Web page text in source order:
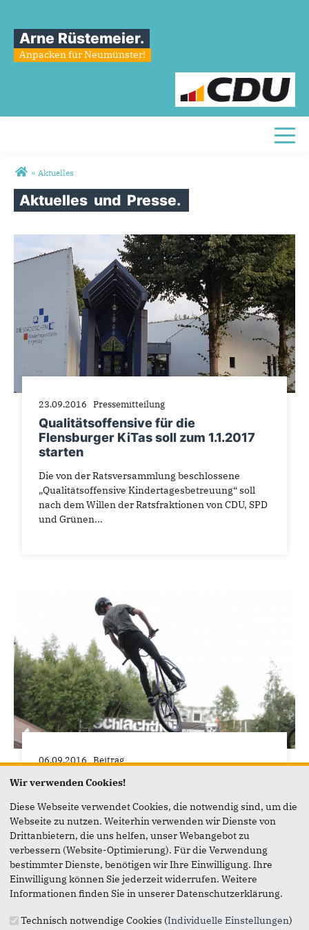
Arne Rüstemeier.
Anpacken für Neumünster!
Sie sind hier
» Aktuelles
Aktuelles und Presse.
23.09.2016 Pressemitteilung
Qualitätsoffensive für die
Flensburger KiTas soll zum 1.1.2017
starten
Die von der Ratsversammlung beschlossene
„Qualitätsoffensive Kindertagesbetreuung“ soll
nach dem Willen der Ratsfraktionen von CDU, SPD
und Grünen...
06.09.2016 Beitrag
Den Campus besser erreichbar
verbessert
Heute im Planungsausschuss auf den Weg
gebracht: Verbesserungen bei der
Radwegeverbindung vom Campus in die
Innenstadt. Die Stadt wird sich im...
Wir verwenden Cookies!
Diese Webseite verwendet Cookies, die notwendig sind, um die
Webseite zu nutzen. Weiterhin verwenden wir Dienste von
Drittanbietern, die uns helfen, unser Webangebot zu
verbessern (Website-Optimierung). Für die Verwendung
bestimmter Dienste, benötigen wir Ihre Einwilligung. Ihre
Einwilligung können Sie jederzeit widerrufen. Weitere
Informationen finden Sie in unserer Datenschutzerklärung.
Technisch notwendige Cookies (Individuelle Einstellungen)